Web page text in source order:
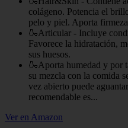
colágeno. Potencia el
pelo y piel. Aporta
🍶Articular - Incluye
Favorece la hidratación,
sus huesos.
🍶Aporta humedad y por
su mezcla con la comida
vez abierto puede
recomendable es...
Ver en Amazon